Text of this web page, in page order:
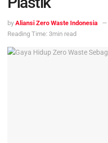
by Aliansi Zero Waste Indonesia
Reading Time: 3min read